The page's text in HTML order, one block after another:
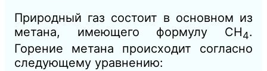
Природный газ состоит в основном из
метана, имеющего формулу СН4.
Горение метана происходит согласно
следующему уравнению: